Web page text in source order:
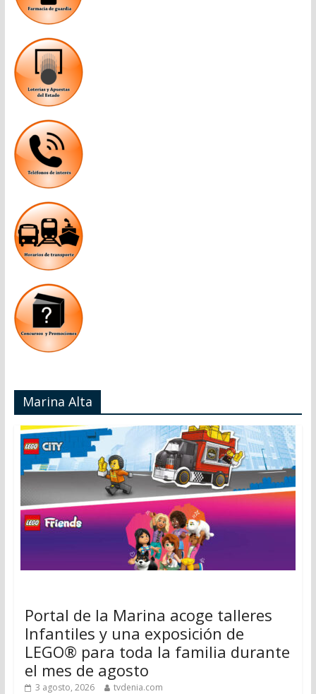
Marina Alta
Portal de la Marina acoge talleres
Infantiles y una exposición de
LEGO® para toda la familia durante
el mes de agosto
3 agosto, 2026 tvdenia.com